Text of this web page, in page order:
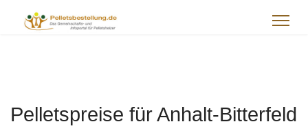
Pelletspreise für Anhalt-Bitterfeld